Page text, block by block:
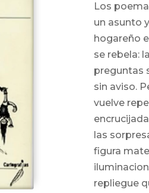
Los
un asunto
hogareño
se rebela:
preguntas
sin aviso.
vuelve
las
figura
repliegue